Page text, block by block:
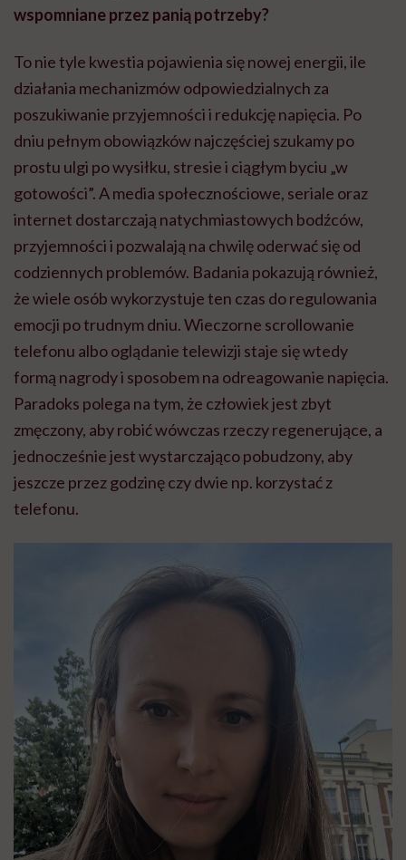
wspomniane przez panią potrzeby?
To nie tyle kwestia pojawienia się nowej energii, ile
działania mechanizmów odpowiedzialnych za
poszukiwanie przyjemności i redukcję napięcia. Po
dniu pełnym obowiązków najczęściej szukamy po
prostu ulgi po wysiłku, stresie i ciągłym byciu „w
gotowości”. A media społecznościowe, seriale oraz
internet dostarczają natychmiastowych bodźców,
przyjemności i pozwalają na chwilę oderwać się od
codziennych problemów. Badania pokazują również,
że wiele osób wykorzystuje ten czas do regulowania
emocji po trudnym dniu. Wieczorne scrollowanie
telefonu albo oglądanie telewizji staje się wtedy
formą nagrody i sposobem na odreagowanie napięcia.
Paradoks polega na tym, że człowiek jest zbyt
zmęczony, aby robić wówczas rzeczy regenerujące, a
jednocześnie jest wystarczająco pobudzony, aby
jeszcze przez godzinę czy dwie np. korzystać z
telefonu.